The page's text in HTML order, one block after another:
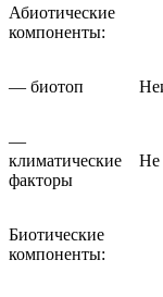
Абиотические
компоненты:
— биотоп
—
климатические
факторы
Не
Биотические
компоненты: